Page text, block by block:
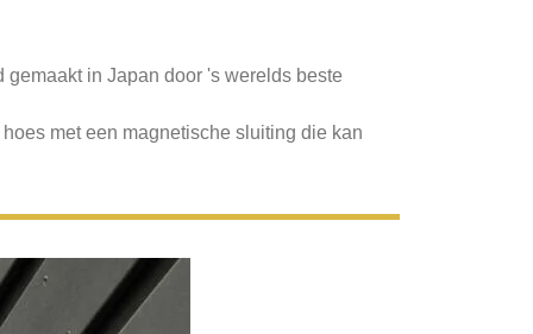
in Japan door 's werelds beste
met een magnetische sluiting die kan